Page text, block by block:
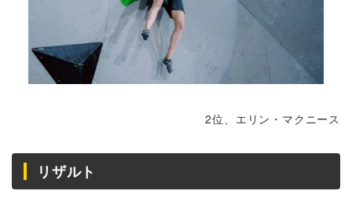
2位、エリン・マクニース
リザルト